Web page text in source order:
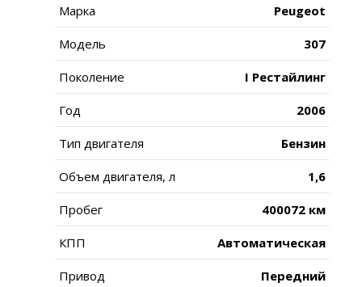
Марка Peugeot
Модель 307
Поколение I Рестайлинг
Год 2006
Тип двигателя Бензин
Объем двигателя, л 1,6
Пробег 400072 км
КПП Автоматическая
Привод Передний